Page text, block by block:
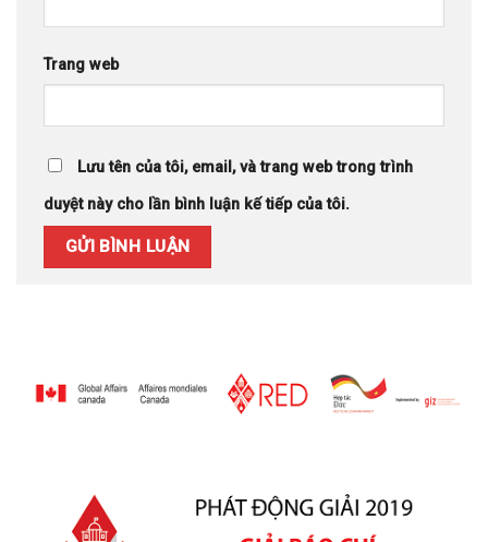
Trang web
Lưu tên của tôi, email, và trang web trong trình
duyệt này cho lần bình luận kế tiếp của tôi.